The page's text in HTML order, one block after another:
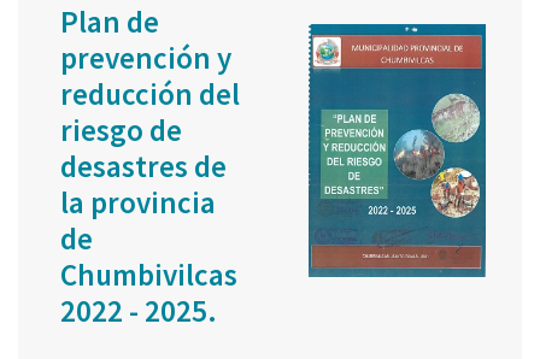
Plan de
prevención y
reducción del
riesgo de
desastres de
la provincia
de
Chumbivilcas
2022 - 2025.